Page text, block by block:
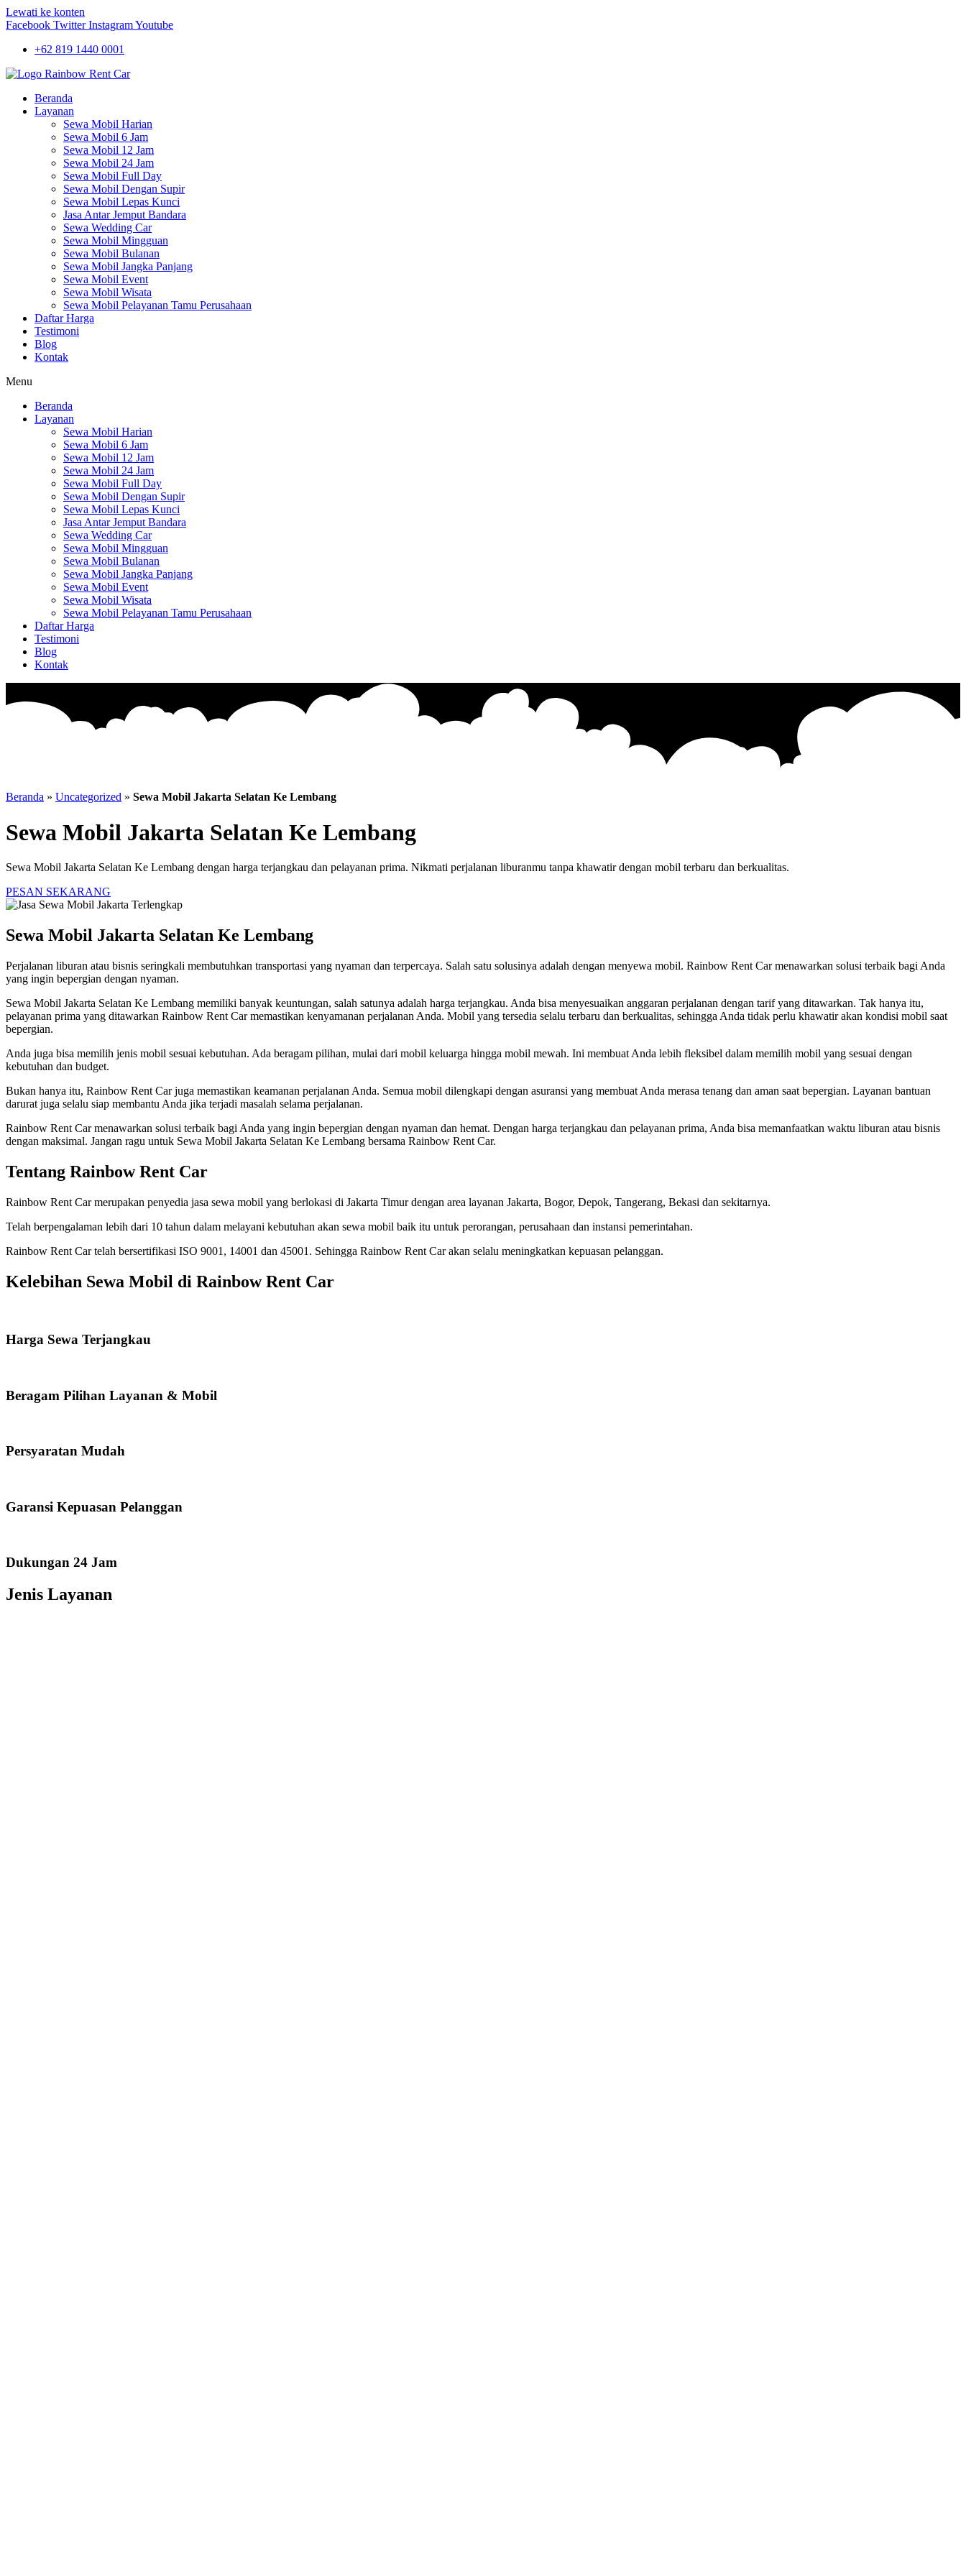
Lewati ke konten
Facebook Twitter InstagramYoutube
+62 819 1440 0001
Beranda
Layanan
Sewa Mobil Harian
Sewa Mobil 6 Jam
Sewa Mobil 12 Jam
Sewa Mobil 24 Jam
Sewa Mobil Full Day
Sewa Mobil Dengan Supir
Sewa Mobil Lepas Kunci
Jasa Antar Jemput Bandara
Sewa Wedding Car
Sewa Mobil Mingguan
Sewa Mobil Bulanan
Sewa Mobil Jangka Panjang
Sewa Mobil Event
Sewa Mobil Wisata
Sewa Mobil Pelayanan Tamu Perusahaan
Daftar Harga
Testimoni
Blog
Kontak
Menu
Beranda
Layanan
Sewa Mobil Harian
Sewa Mobil 6 Jam
Sewa Mobil 12 Jam
Sewa Mobil 24 Jam
Sewa Mobil Full Day
Sewa Mobil Dengan Supir
Sewa Mobil Lepas Kunci
Jasa Antar Jemput Bandara
Sewa Wedding Car
Sewa Mobil Mingguan
Sewa Mobil Bulanan
Sewa Mobil Jangka Panjang
Sewa Mobil Event
Sewa Mobil Wisata
Sewa Mobil Pelayanan Tamu Perusahaan
Daftar Harga
Testimoni
Blog
Kontak
Beranda » Uncategorized » Sewa Mobil Jakarta Selatan Ke Lembang
Sewa Mobil Jakarta Selatan Ke Lembang
Sewa Mobil Jakarta Selatan Ke Lembang dengan harga terjangkau dan pelayanan prima. Nikmati perjalanan liburanmu tanpa khawatir dengan mobil terbaru dan berkualitas.
PESAN SEKARANG
Sewa Mobil Jakarta Selatan Ke Lembang
Perjalanan liburan atau bisnis seringkali membutuhkan transportasi yang nyaman dan terpercaya. Salah satu solusinya adalah dengan menyewa mobil. Rainbow Rent Car menawarkan solusi terbaik bagi Anda
yang ingin bepergian dengan nyaman.
Sewa Mobil Jakarta Selatan Ke Lembang memiliki banyak keuntungan, salah satunya adalah harga terjangkau. Anda bisa menyesuaikan anggaran perjalanan dengan tarif yang ditawarkan. Tak hanya itu,
pelayanan prima yang ditawarkan Rainbow Rent Car memastikan kenyamanan perjalanan Anda. Mobil yang tersedia selalu terbaru dan berkualitas, sehingga Anda tidak perlu khawatir akan kondisi mobil saat
bepergian.
Anda juga bisa memilih jenis mobil sesuai kebutuhan. Ada beragam pilihan, mulai dari mobil keluarga hingga mobil mewah. Ini membuat Anda lebih fleksibel dalam memilih mobil yang sesuai dengan
kebutuhan dan budget.
Bukan hanya itu, Rainbow Rent Car juga memastikan keamanan perjalanan Anda. Semua mobil dilengkapi dengan asuransi yang membuat Anda merasa tenang dan aman saat bepergian. Layanan bantuan
darurat juga selalu siap membantu Anda jika terjadi masalah selama perjalanan.
Rainbow Rent Car menawarkan solusi terbaik bagi Anda yang ingin bepergian dengan nyaman dan hemat. Dengan harga terjangkau dan pelayanan prima, Anda bisa memanfaatkan waktu liburan atau bisnis
dengan maksimal. Jangan ragu untuk Sewa Mobil Jakarta Selatan Ke Lembang bersama Rainbow Rent Car.
Tentang Rainbow Rent Car
Rainbow Rent Car merupakan penyedia jasa sewa mobil yang berlokasi di Jakarta Timur dengan area layanan Jakarta, Bogor, Depok, Tangerang, Bekasi dan sekitarnya.
Telah berpengalaman lebih dari 10 tahun dalam melayani kebutuhan akan sewa mobil baik itu untuk perorangan, perusahaan dan instansi pemerintahan.
Rainbow Rent Car telah bersertifikasi ISO 9001, 14001 dan 45001. Sehingga Rainbow Rent Car akan selalu meningkatkan kepuasan pelanggan.
Kelebihan Sewa Mobil di Rainbow Rent Car
Harga Sewa Terjangkau
Beragam Pilihan Layanan & Mobil
Persyaratan Mudah
Garansi Kepuasan Pelanggan
Dukungan 24 Jam
Jenis Layanan